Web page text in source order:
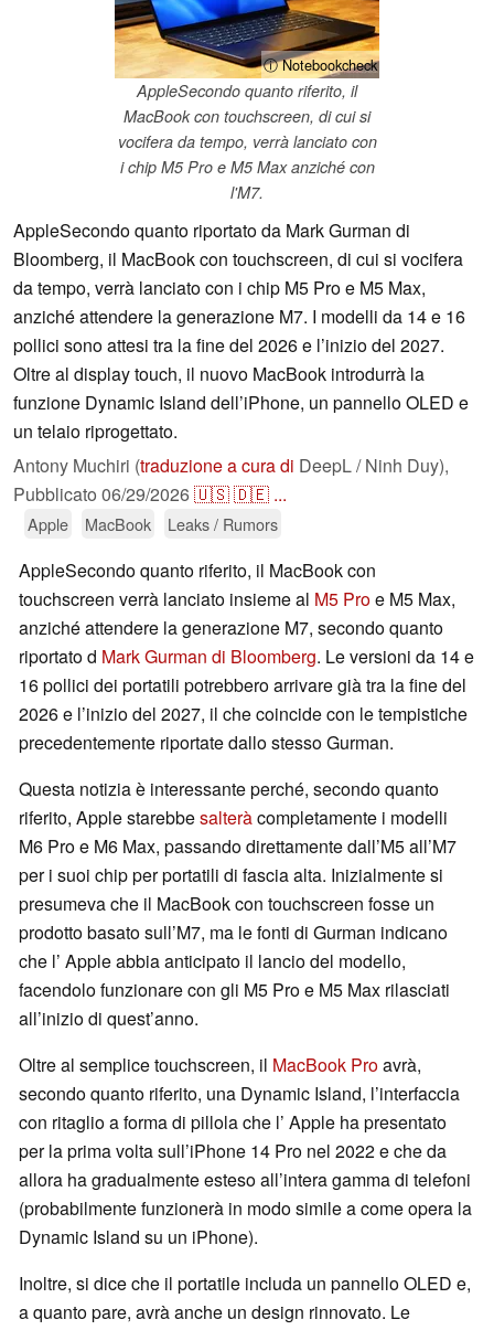
ⓘ Notebookcheck
AppleSecondo quanto riferito, il
MacBook con touchscreen, di cui si
vocifera da tempo, verrà lanciato con
i chip M5 Pro e M5 Max anziché con
l'M7.
AppleSecondo quanto riportato da Mark Gurman di
Bloomberg, il MacBook con touchscreen, di cui si vocifera
da tempo, verrà lanciato con i chip M5 Pro e M5 Max,
anziché attendere la generazione M7. I modelli da 14 e 16
pollici sono attesi tra la fine del 2026 e l’inizio del 2027.
Oltre al display touch, il nuovo MacBook introdurrà la
funzione Dynamic Island dell’iPhone, un pannello OLED e
un telaio riprogettato.
Antony Muchiri (traduzione a cura di DeepL / Ninh Duy),
Pubblicato 06/29/2026🇺🇸🇩🇪 ...
Apple MacBook Leaks / Rumors
AppleSecondo quanto riferito, il MacBook con
touchscreen verrà lanciato insieme al M5 Proe M5 Max,
anziché attendere la generazione M7, secondo quanto
riportato d Mark Gurman di Bloomberg. Le versioni da 14 e
16 pollici dei portatili potrebbero arrivare già tra la fine del
2026 e l’inizio del 2027, il che coincide con le tempistiche
precedentemente riportate dallo stesso Gurman.
Questa notizia è interessante perché, secondo quanto
riferito, Apple starebbesalteràcompletamente i modelli
M6 Pro e M6 Max, passando direttamente dall’M5 all’M7
per i suoi chip per portatili di fascia alta. Inizialmente si
presumeva che il MacBook con touchscreen fosse un
prodotto basato sull’M7, ma le fonti di Gurman indicano
che l’ Apple abbia anticipato il lancio del modello,
facendolo funzionare con gli M5 Pro e M5 Max rilasciati
all’inizio di quest’anno.
Oltre al semplice touchscreen, il MacBook Proavrà,
secondo quanto riferito, una Dynamic Island, l’interfaccia
con ritaglio a forma di pillola che l’ Apple ha presentato
per la prima volta sull’iPhone 14 Pro nel 2022 e che da
allora ha gradualmente esteso all’intera gamma di telefoni
(probabilmente funzionerà in modo simile a come opera la
Dynamic Island su un iPhone).
Inoltre, si dice che il portatile includa un pannello OLED e,
a quanto pare, avrà anche un design rinnovato. Le